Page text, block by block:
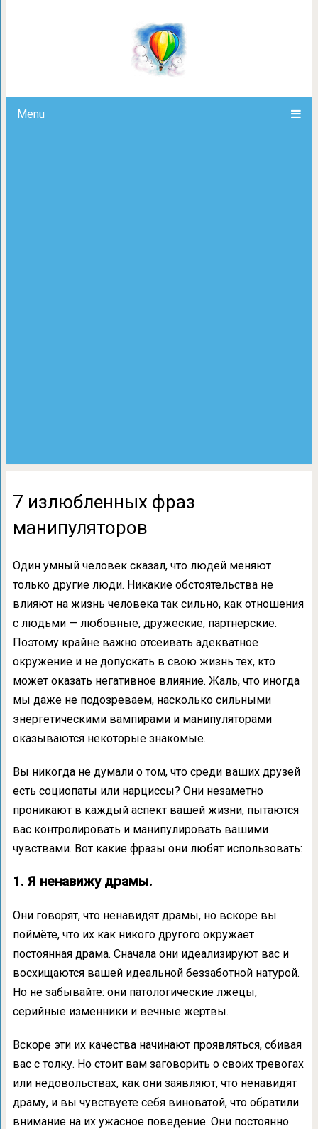
Menu
7 излюбленных фраз
7 излюбленных фраз
манипуляторов
Один умный человек сказал, что людей меняют
только другие люди. Никакие обстоятельства не
влияют на жизнь человека так сильно, как отношения
с людьми — любовные, дружеские, партнерские.
Поэтому крайне важно отсеивать адекватное
окружение и не допускать в свою жизнь тех, кто
может оказать негативное влияние. Жаль, что иногда
мы даже не подозреваем, насколько сильными
энергетическими вампирами и манипуляторами
оказываются некоторые знакомые.
Вы никогда не думали о том, что среди ваших друзей
есть социопаты или нарциссы? Они незаметно
проникают в каждый аспект вашей жизни, пытаются
вас контролировать и манипулировать вашими
чувствами. Вот какие фразы они любят использовать:
1. Я ненавижу драмы.
Они говорят, что ненавидят драмы, но вскоре вы
поймёте, что их как никого другого окружает
постоянная драма. Сначала они идеализируют вас и
восхищаются вашей идеальной беззаботной натурой.
Но не забывайте: они патологические лжецы,
серийные изменники и вечные жертвы.
Вскоре эти их качества начинают проявляться, сбивая
вас с толку. Но стоит вам заговорить о своих тревогах
или недовольствах, как они заявляют, что ненавидят
драму, и вы чувствуете себя виноватой, что обратили
внимание на их ужасное поведение. Они постоянно